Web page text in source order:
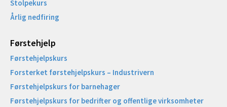
Stolpekurs
Årlig nedfiring
Førstehjelp
Førstehjelpskurs
Forsterket førstehjelpskurs – Industrivern
Førstehjelpskurs for barnehager
Førstehjelpskurs for bedrifter og offentlige virksomheter